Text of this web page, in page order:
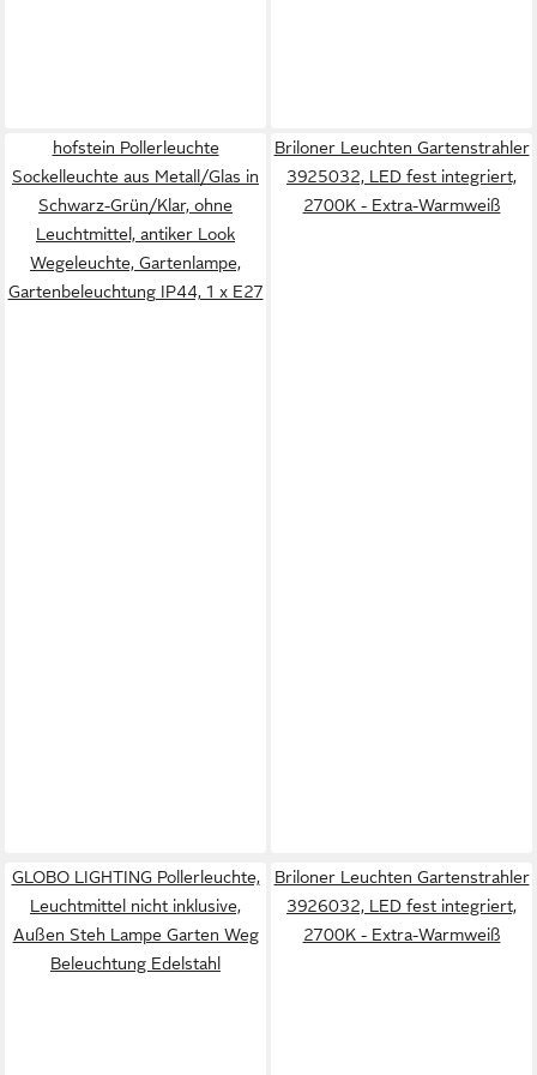
hofstein Pollerleuchte
Sockelleuchte aus Metall/Glas in
Schwarz-Grün/Klar, ohne
Leuchtmittel, antiker Look
Wegeleuchte, Gartenlampe,
Gartenbeleuchtung IP44, 1 x E27
Briloner Leuchten Gartenstrahler
3925032, LED fest integriert,
2700K - Extra-Warmweiß
GLOBO LIGHTING Pollerleuchte,
Leuchtmittel nicht inklusive,
Außen Steh Lampe Garten Weg
Beleuchtung Edelstahl
Briloner Leuchten Gartenstrahler
3926032, LED fest integriert,
2700K - Extra-Warmweiß